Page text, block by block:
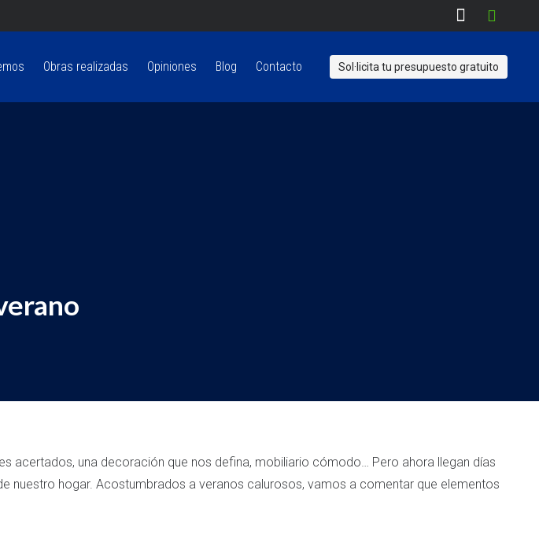
Obras realizadas Opiniones Blog Contacto Sol·licita tu presupuesto gratuito
acertados, una decoración que nos defina, mobiliario cómodo… Pero ahora llegan días
nuestro hogar. Acostumbrados a veranos calurosos, vamos a comentar que elementos